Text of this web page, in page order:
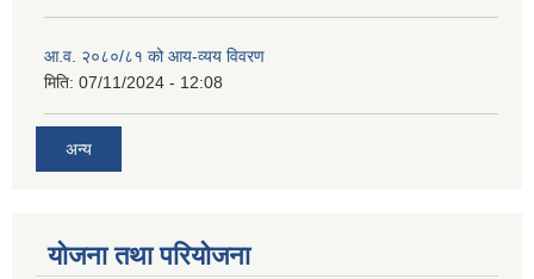
आ.व. २०८०/८१ को आय-व्यय विवरण
मिति: 07/11/2024 - 12:08
अन्य
योजना तथा परियोजना